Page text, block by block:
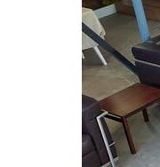
まつり・イベント
おみやげ・特産
道の駅・産直
アウトドア・レジャー
ご当地グルメ